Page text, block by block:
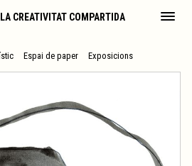
CREATIVITAT COMPARTIDA
Espai de paper Exposicions